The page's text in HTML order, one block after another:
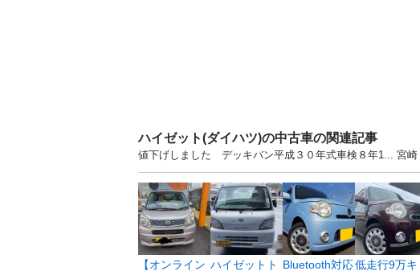
ハイゼット(ダイハツ)の中古車の関連記事
値下げしました デッキバン平成３０年式車検８年1... 宮崎
【オンライン ハイゼットト
Bluetooth対応低走行9万キ